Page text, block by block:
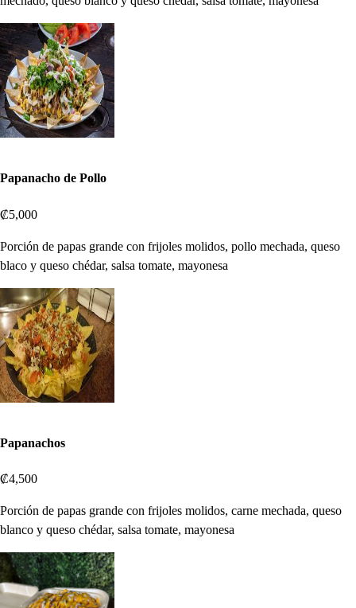
Papanacho de Pollo
₡5,000
Porción de papas grande con frijoles molidos, pollo mechada, queso
blaco y queso chédar, salsa tomate, mayonesa
Papanachos
₡4,500
Porción de papas grande con frijoles molidos, carne mechada, queso
blanco y queso chédar, salsa tomate, mayonesa